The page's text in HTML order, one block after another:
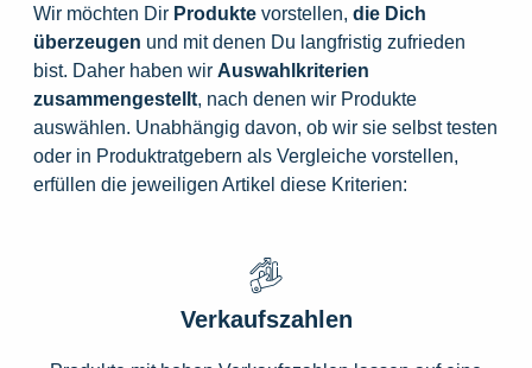
Wir möchten Dir Produkte vorstellen, die Dich
überzeugen und mit denen Du langfristig zufrieden
bist. Daher haben wir Auswahlkriterien
zusammengestellt, nach denen wir Produkte
auswählen. Unabhängig davon, ob wir sie selbst testen
oder in Produktratgebern als Vergleiche vorstellen,
erfüllen die jeweiligen Artikel diese Kriterien:
Verkaufszahlen